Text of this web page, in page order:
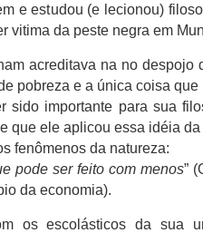
e estudou (e lecionou)
vitima da peste negra em
acreditava na no despojo
pobreza e a única coisa
sido importante para sua
que ele aplicou essa idéia
fenômenos da natureza:
pode ser feito com menos”
da economia).
os escolásticos da sua